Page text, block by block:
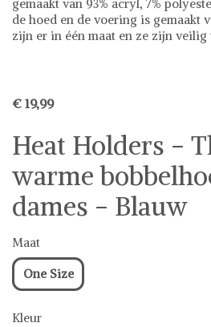
gemaakt van 93% acryl, 7%
de hoed en de voering is gemaakt
zijn er in één maat en ze zijn veilig
€ 19,99
Heat Holders -
warme
dames - Blauw
Maat
One Size
Kleur